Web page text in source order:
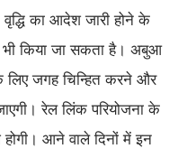
वृद्धि का आदेश जारी होने के
भी किया जा सकता है। अबुआ
लिए जगह चिन्हित करने और
रेल लिंक परियोजना के
आने वाले दिनों में इन